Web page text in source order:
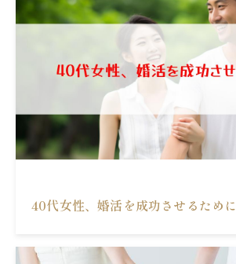
40代女性、婚活を成功させるために